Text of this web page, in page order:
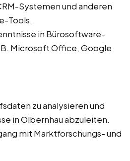
Systemen und anderen
Tools.
in Bürosoftware-
Microsoft Office, Google
zu analysieren und
in Olbernhau abzuleiten.
mit Marktforschungs- und